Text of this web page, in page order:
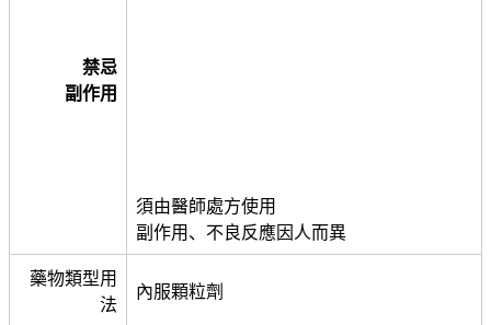
禁忌
副作用
須由醫師處方使用
副作用、不良反應因人而異
藥物類型用
法
內服顆粒劑